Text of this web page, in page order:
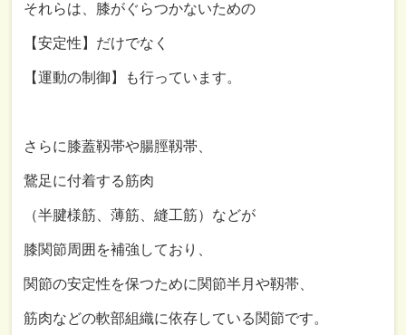
それらは、膝がぐらつかないための
【安定性】だけでなく
【運動の制御】も行っています。
さらに膝蓋靱帯や腸脛靱帯、
鵞足に付着する筋肉
（半腱様筋、薄筋、縫工筋）などが
膝関節周囲を補強しており、
関節の安定性を保つために関節半月や靱帯、
筋肉などの軟部組織に依存している関節です。